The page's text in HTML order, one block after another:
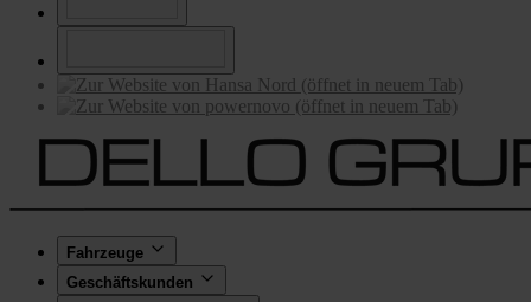
Fahrzeuge
Geschäftskunden